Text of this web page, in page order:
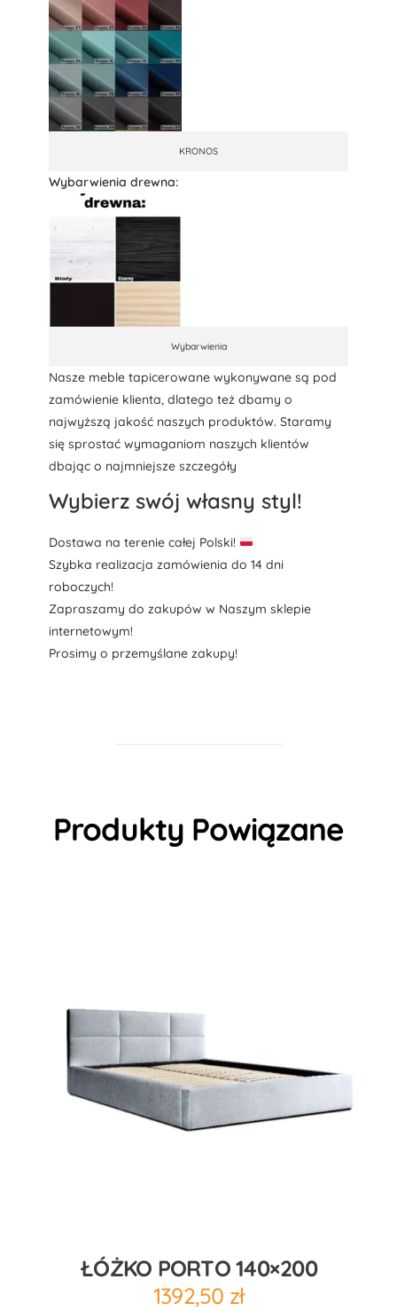
KRONOS
Wybarwienia drewna:
Wybarwienia
Nasze meble tapicerowane wykonywane są pod
zamówienie klienta, dlatego też dbamy o
najwyższą jakość naszych produktów. Staramy
się sprostać wymaganiom naszych klientów
dbając o najmniejsze szczegóły
Wybierz swój własny styl!
Dostawa na terenie całej Polski!
Szybka realizacja zamówienia do 14 dni
roboczych!
Zapraszamy do zakupów w Naszym sklepie
internetowym!
Prosimy o przemyślane zakupy!
Produkty Powiązane
ŁÓŻKO PORTO 140×200
1392,50 zł